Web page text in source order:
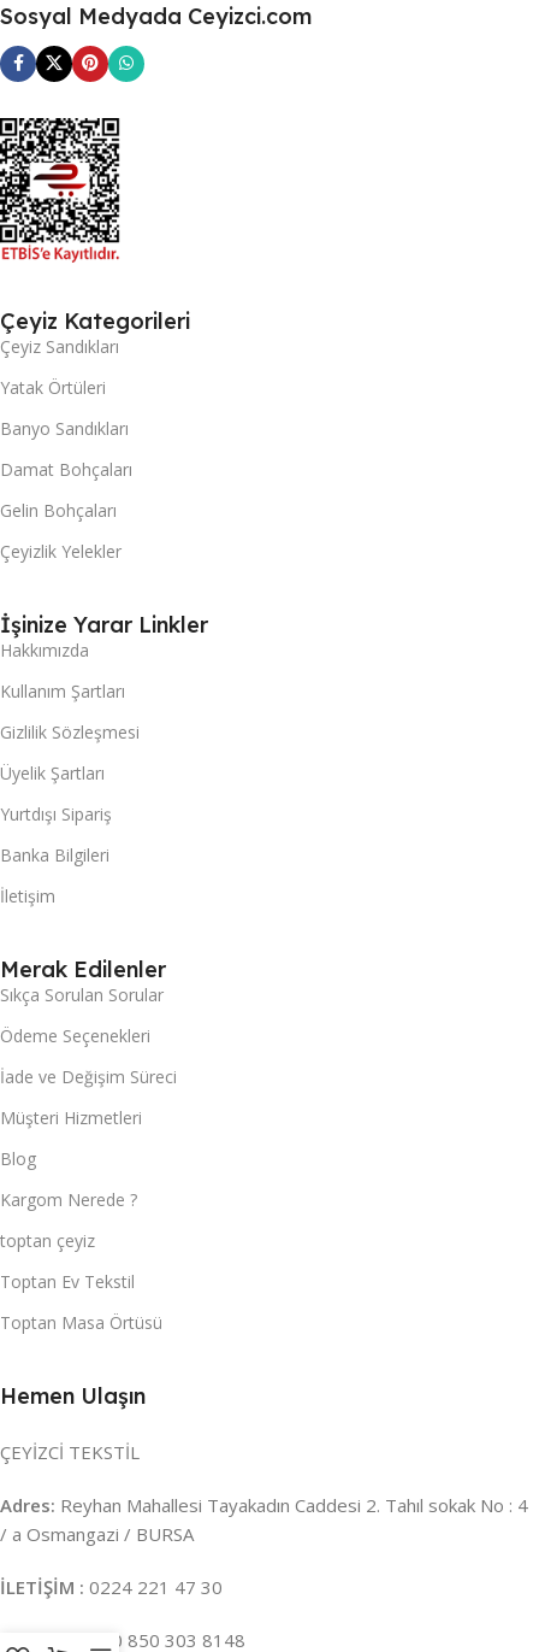
Sosyal Medyada Ceyizci.com
Çeyiz Kategorileri
Çeyiz Sandıkları
Yatak Örtüleri
Banyo Sandıkları
Damat Bohçaları
Gelin Bohçaları
Çeyizlik Yelekler
İşinize Yarar Linkler
Hakkımızda
Kullanım Şartları
Gizlilik Sözleşmesi
Üyelik Şartları
Yurtdışı Sipariş
Banka Bilgileri
İletişim
Merak Edilenler
Sıkça Sorulan Sorular
Ödeme Seçenekleri
İade ve Değişim Süreci
Müşteri Hizmetleri
Blog
Kargom Nerede ?
toptan çeyiz
Toptan Ev Tekstil
Toptan Masa Örtüsü
Hemen Ulaşın
ÇEYİZCİ TEKSTİL
Adres: Reyhan Mahallesi Tayakadın Caddesi 2. Tahıl sokak No : 4
/ a Osmangazi / BURSA
İLETİŞİM : 0224 221 47 30
0 850 303 8148